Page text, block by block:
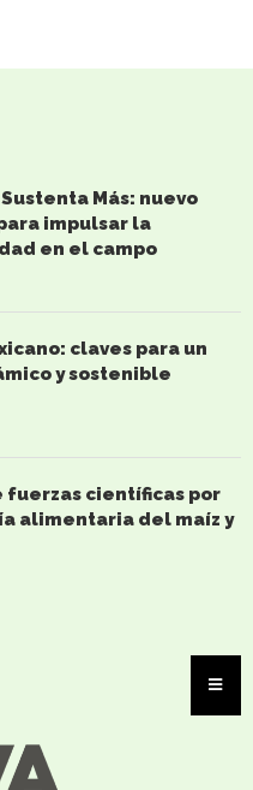
Sustenta Más: nuevo
impulsar la
en el campo
claves para un
y sostenible
fuerzas científicas por
alimentaria del maíz y